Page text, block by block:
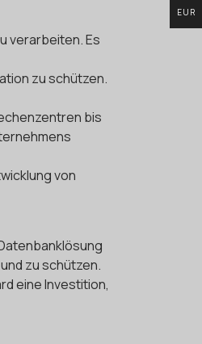
verarbeiten. Es
zu schützen.
bis
von
zu schützen.
eine Investition,
EUR